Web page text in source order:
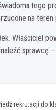
tego
na teren
Właściciel
sprawcę
rekrutacji do